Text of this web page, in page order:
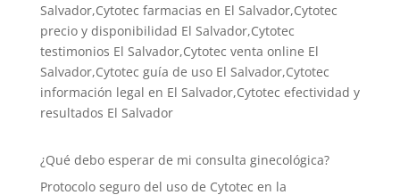
Salvador,Cytotec farmacias en El Salvador,Cytotec
precio y disponibilidad El Salvador,Cytotec
testimonios El Salvador,Cytotec venta online El
Salvador,Cytotec guía de uso El Salvador,Cytotec
información legal en El Salvador,Cytotec efectividad y
resultados El Salvador
¿Qué debo esperar de mi consulta ginecológica?
Protocolo seguro del uso de Cytotec en la